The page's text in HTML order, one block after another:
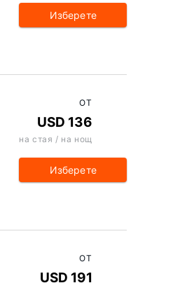
Изберете
ОТ
USD 136
на стая / на нощ
Изберете
ОТ
USD 191